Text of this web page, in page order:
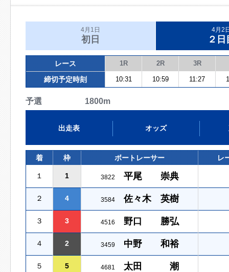
4月1日
初日
4月2
２日
レース 1R 2R 3R
締切予定時刻 10:31 10:59 11:27
予選 1800m
出走表 オッズ
着 枠 ボートレーサー レ
１ 1 3822 平尾 崇典
２ 4 3584 佐々木 英樹
３ 3 4516 野口 勝弘
４ 2 3459 中野 和裕
５ 5 4681 太田 潮